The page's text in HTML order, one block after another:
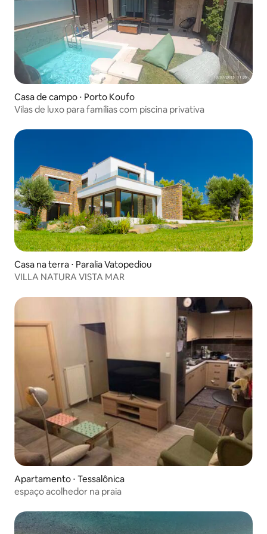
Casa de campo ⋅ Porto Koufo
Vilas de luxo para famílias com piscina privativa
Casa na terra ⋅ Paralia Vatopediou
VILLA NATURA VISTA MAR
Apartamento ⋅ Tessalônica
espaço acolhedor na praia